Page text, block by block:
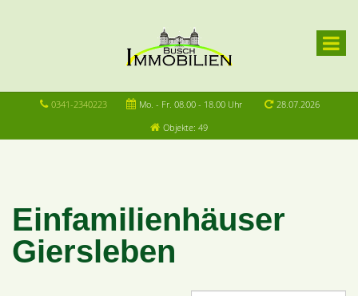
0341-2340223 Mo. - Fr. 08.00 - 18.00 Uhr
28.07.2026
Objekte: 49
Einfamilienhäuser
Giersleben